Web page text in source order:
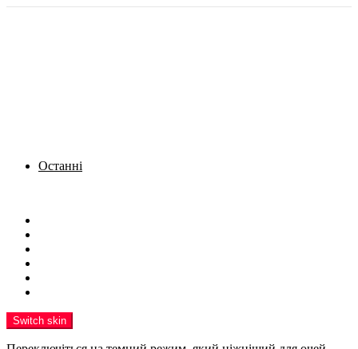
Останні
Switch skin